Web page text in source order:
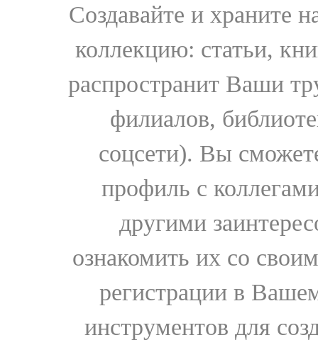
Создавайте и храните
коллекцию: статьи,
распространит Ваши
филиалов,
соцсети). Вы
профиль с
другими
ознакомить их со
регистрации в
инструментов для